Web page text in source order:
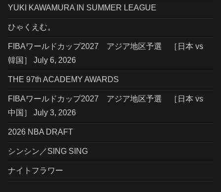
YUKI KAWAMURA IN SUMMER LEAGUE
ひゃくえむ。
FIBAワールドカップ2027 アジア地区予選 ［日本 vs
韓国］ July 6, 2026
THE 97th ACADEMY AWARDS
FIBAワールドカップ2027 アジア地区予選 ［日本 vs
中国］ July 3, 2026
2026 NBA DRAFT
シンシン／SING SING
ナイトフラワー